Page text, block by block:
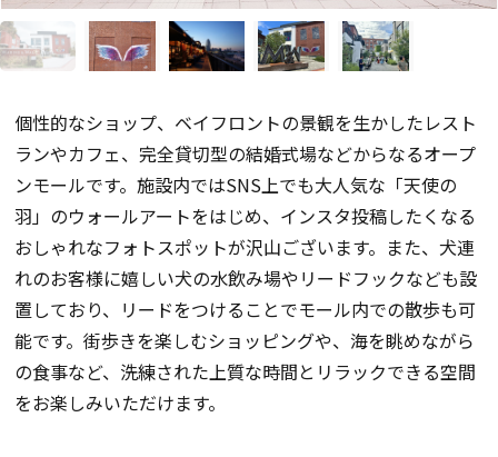
個性的なショップ、ベイフロントの景観を生かしたレスト
ランやカフェ、完全貸切型の結婚式場などからなるオープ
ンモールです。施設内ではSNS上でも大人気な「天使の
羽」のウォールアートをはじめ、インスタ投稿したくなる
おしゃれなフォトスポットが沢山ございます。また、犬連
れのお客様に嬉しい犬の水飲み場やリードフックなども設
置しており、リードをつけることでモール内での散歩も可
能です。街歩きを楽しむショッピングや、海を眺めながら
の食事など、洗練された上質な時間とリラックできる空間
をお楽しみいただけます。